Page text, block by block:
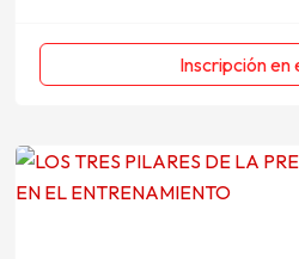
Inscripción en